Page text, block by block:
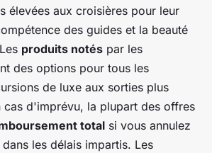
élevées aux croisières pour leur
des guides et la beauté
produits notés par les
des options pour tous les
de luxe aux sorties plus
cas d'imprévu, la plupart des offres
total si vous annulez
les délais impartis. Les